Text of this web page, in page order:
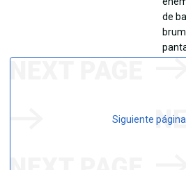
Siguiente página